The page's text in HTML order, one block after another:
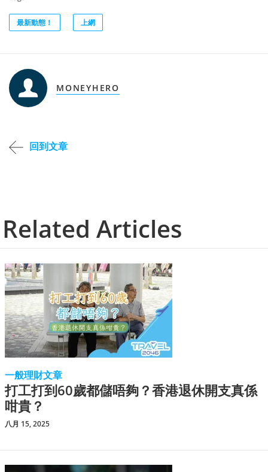
最新動態！ 上網
MONEYHERO
回到文章
Related Articles
一般理財文章
打工打到60歲都儲唔夠？香港退休開支真係
咁貴？
八月 15, 2025